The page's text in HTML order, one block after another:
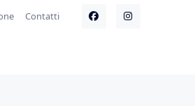
Contatti